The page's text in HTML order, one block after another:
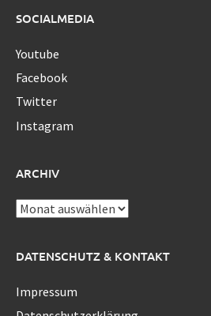
SOCIALMEDIA
Youtube
Facebook
Twitter
Instagram
ARCHIV
Archiv
DATENSCHUTZ & KONTAKT
Impressum